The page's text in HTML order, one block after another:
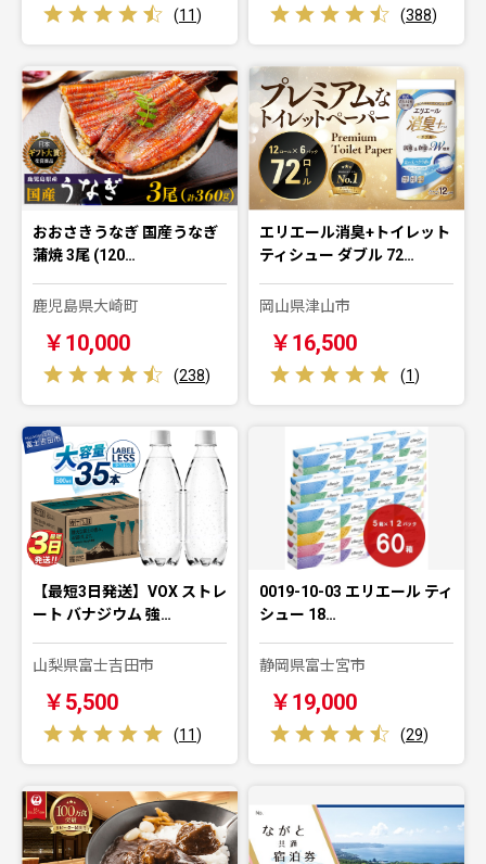
(11) (388)
おおさきうなぎ 国産うなぎ
蒲焼 3尾 (120…
鹿児島県大崎町
￥10,000
(238)
エリエール消臭+トイレット
ティシュー ダブル 72…
岡山県津山市
￥16,500
(1)
【最短3日発送】VOX ストレ
ート バナジウム 強…
山梨県富士吉田市
￥5,500
(11)
0019-10-03 エリエール ティ
シュー 18…
静岡県富士宮市
￥19,000
(29)